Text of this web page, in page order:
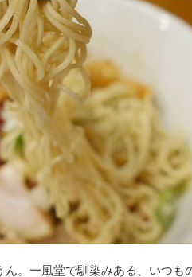
。一風堂で馴染みある、いつも